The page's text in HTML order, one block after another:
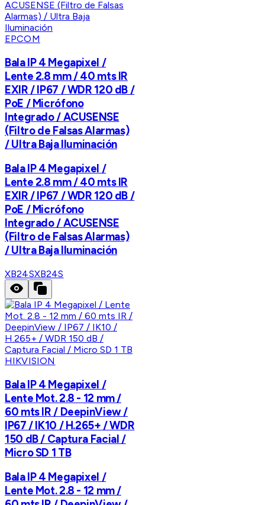
EPCOM
Bala IP 4 Megapixel /
Lente 2.8 mm / 40 mts IR
EXIR / IP67 / WDR 120 dB /
PoE / Micrófono
Integrado / ACUSENSE
(Filtro de Falsas Alarmas)
/ Ultra Baja Iluminación
Bala IP 4 Megapixel /
Lente 2.8 mm / 40 mts IR
EXIR / IP67 / WDR 120 dB /
PoE / Micrófono
Integrado / ACUSENSE
(Filtro de Falsas Alarmas)
/ Ultra Baja Iluminación
XB24SXB24S
HIKVISION
Bala IP 4 Megapixel /
Lente Mot. 2.8 - 12 mm /
60 mts IR / DeepinView /
IP67 / IK10 / H.265+ / WDR
150 dB / Captura Facial /
Micro SD 1 TB
Bala IP 4 Megapixel /
Lente Mot. 2.8 - 12 mm /